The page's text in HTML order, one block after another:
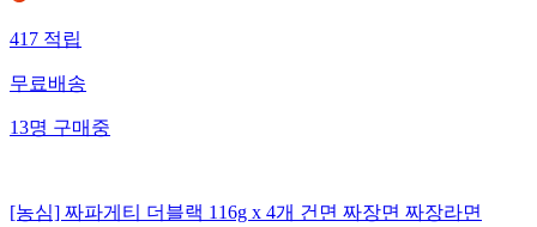
417적립
무료배송
13명구매중
[농심] 짜파게티 더블랙 116g x 4개 건면 짜장면 짜장라면